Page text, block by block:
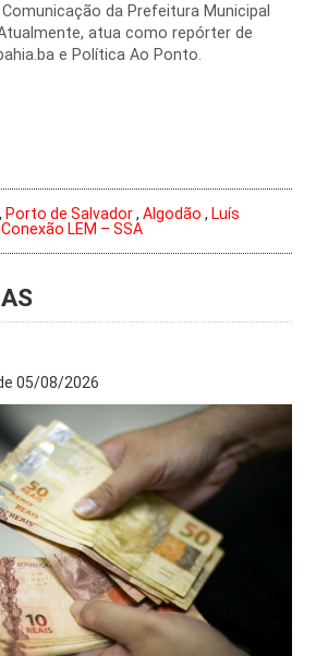
da Prefeitura Municipal
atua como repórter de
e Política Ao Ponto.
, Porto de Salvador,Algodão , Luís
Conexão LEM – SSA
05/08/2026